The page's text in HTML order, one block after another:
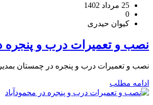
25 مرداد 1402
0
کیوان حیدری
نصب و تعمیرات درب و پنجره
نصب و تعمیرات درب و پنجره در چمستان
ادامه مطلب